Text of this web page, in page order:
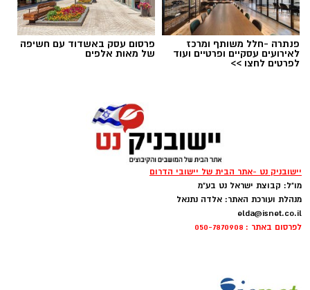
עזה השתנו במרחבים שונים של חייהם. תערוכה
חדשה שנפתחה בקיבוץ יד מרדכי בתמיכת הרשות
לפיתוח הנגב מביאה את קולם של האמנים תושבי
האזור בדיאלוג עם הדרום ועוטף עזה בימים שאחרי
פנתרה -חלל משותף ומרכז
לאירועים עסקיים ופרטיים ועוד
לפרטים לחצו >>
פרסום עסק באשדוד עם חשיפה
של מאות אלפים
יישובניק נט -אתר הבית של יישובי הדרום
מו"ל: קבוצת ישראל נט בע"מ
מנהלת ועורכת האתר: אלדה נתנאל
elda@isnet.co.il
לפרסום באתר : 050-7870908